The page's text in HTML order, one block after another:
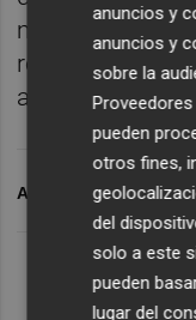
mentalizado
recordó que
ascenso.
ARCHIVADO EN
anuncios y
anuncios y
sobre la
pueden
otros fines,
del
solo a este
pueden
lugar del